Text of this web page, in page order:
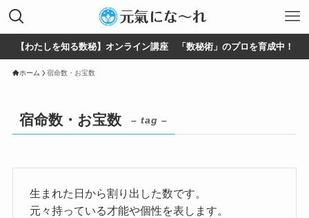
【わたしを知る数秘】オンライン講座 「数秘術」のプロを育成中！
ホーム 宿命数・お宝数
宿命数・お宝数 – tag –
生まれた日から割り出した数です。
元々持っている才能や個性を表します。